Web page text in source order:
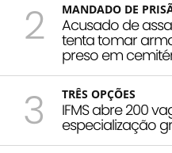
2 MANDADO DE
Acusado de
tenta tomar
preso em
3 TRÊS OPÇÕES
IFMS abre 200
especialização